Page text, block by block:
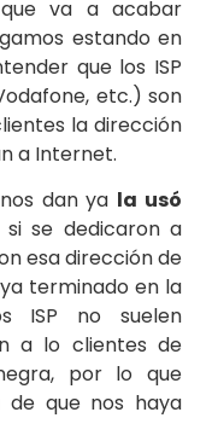
va a acabar
estando en
que los ISP
etc.) son
la dirección
a Internet.
dan ya la usó
si se dedicaron a
esa dirección de
terminado en la
ISP no suelen
a lo clientes de
por lo que
de que nos haya